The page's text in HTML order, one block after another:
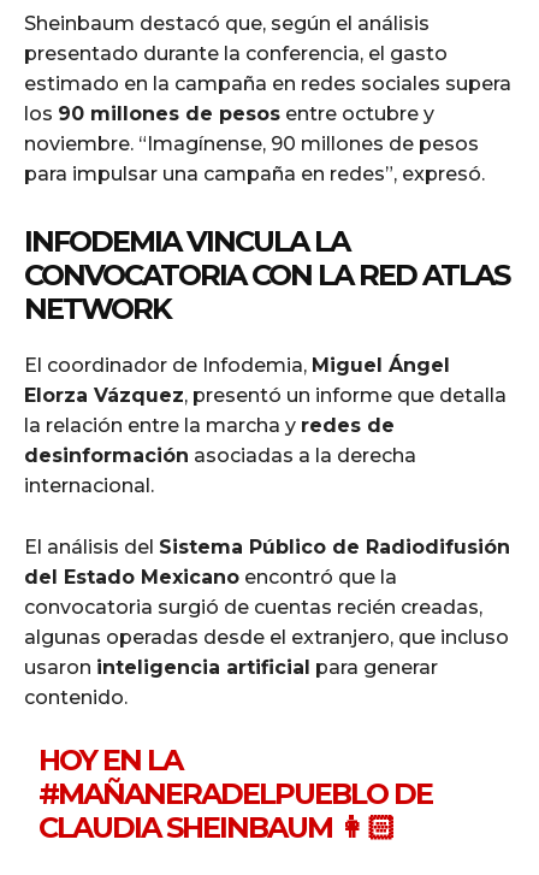
Sheinbaum destacó que, según el análisis
presentado durante la conferencia, el gasto
estimado en la campaña en redes sociales supera
los 90 millones de pesos entre octubre y
noviembre. “Imagínense, 90 millones de pesos
para impulsar una campaña en redes”, expresó.
INFODEMIA VINCULA LA
CONVOCATORIA CON LA RED ATLAS
NETWORK
El coordinador de Infodemia, Miguel Ángel
Elorza Vázquez, presentó un informe que detalla
la relación entre la marcha y redes de
desinformación asociadas a la derecha
internacional.
El análisis del Sistema Público de Radiodifusión
del Estado Mexicano encontró que la
convocatoria surgió de cuentas recién creadas,
algunas operadas desde el extranjero, que incluso
usaron inteligencia artificial para generar
contenido.
HOY EN LA
#MAÑANERADELPUEBLODE
CLAUDIA SHEINBAUM 👩🏻